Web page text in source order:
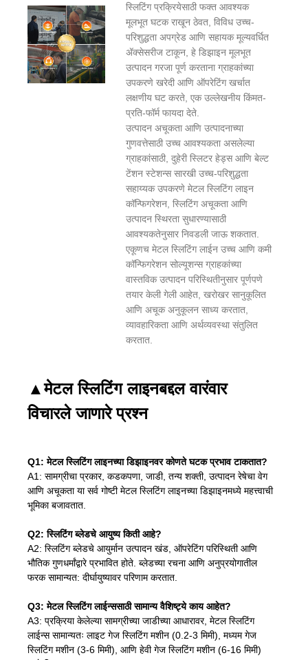
स्लिटिंग प्रक्रियेसाठी फक्त आवश्यक
मूलभूत घटक राखून ठेवत, विविध उच्च-
परिशुद्धता अपग्रेड आणि सहायक मूल्यवर्धित
ॲक्सेसरीज टाकून, हे डिझाइन मूलभूत
उत्पादन गरजा पूर्ण करताना ग्राहकांच्या
उपकरणे खरेदी आणि ऑपरेटिंग खर्चात
लक्षणीय घट करते, एक उल्लेखनीय किंमत-
प्रति-फॉर्म फायदा देते.
उत्पादन अचूकता आणि उत्पादनाच्या
गुणवत्तेसाठी उच्च आवश्यकता असलेल्या
ग्राहकांसाठी, दुहेरी स्लिटर हेड्स आणि बेल्ट
टेंशन स्टेशन्स सारखी उच्च-परिशुद्धता
सहाय्यक उपकरणे मेटल स्लिटिंग लाइन
कॉन्फिगरेशन, स्लिटिंग अचूकता आणि
उत्पादन स्थिरता सुधारण्यासाठी
आवश्यकतेनुसार निवडली जाऊ शकतात.
एकूणच मेटल स्लिटिंग लाईन उच्च आणि कमी
कॉन्फिगरेशन सोल्यूशन्स ग्राहकांच्या
वास्तविक उत्पादन परिस्थितीनुसार पूर्णपणे
तयार केली गेली आहेत, खरोखर सानुकूलित
आणि अचूक अनुकूलन साध्य करतात,
व्यावहारिकता आणि अर्थव्यवस्था संतुलित
करतात.
▲मेटल स्लिटिंग लाइनबद्दल वारंवार
विचारले जाणारे प्रश्न
Q1: मेटल स्लिटिंग लाइनच्या डिझाइनवर कोणते घटक प्रभाव टाकतात?
A1: सामग्रीचा प्रकार, कडकपणा, जाडी, तन्य शक्ती, उत्पादन रेषेचा वेग
आणि अचूकता या सर्व गोष्टी मेटल स्लिटिंग लाइनच्या डिझाइनमध्ये महत्त्वाची
भूमिका बजावतात.
Q2: स्लिटिंग ब्लेडचे आयुष्य किती आहे?
A2: स्लिटिंग ब्लेडचे आयुर्मान उत्पादन खंड, ऑपरेटिंग परिस्थिती आणि
भौतिक गुणधर्मांद्वारे प्रभावित होते. ब्लेडच्या रचना आणि अनुप्रयोगातील
फरक सामान्यत: दीर्घायुष्यावर परिणाम करतात.
Q3: मेटल स्लिटिंग लाईन्ससाठी सामान्य वैशिष्ट्ये काय आहेत?
A3: प्रक्रिया केलेल्या सामग्रीच्या जाडीच्या आधारावर, मेटल स्लिटिंग
लाईन्स सामान्यतः लाइट गेज स्लिटिंग मशीन (0.2-3 मिमी), मध्यम गेज
स्लिटिंग मशीन (3-6 मिमी), आणि हेवी गेज स्लिटिंग मशीन (6-16 मिमी)